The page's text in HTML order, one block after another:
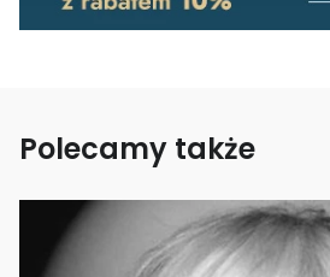
Polecamy także